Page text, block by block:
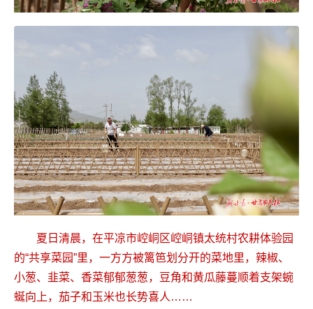
夏日清晨，在平凉市崆峒区崆峒镇太统村农耕体验园
的“共享菜园”里，一方方被篱笆划分开的菜地里，辣椒、
小葱、韭菜、香菜郁郁葱葱，豆角和黄瓜藤蔓顺着支架蜿
蜒向上，茄子和玉米也长势喜人……